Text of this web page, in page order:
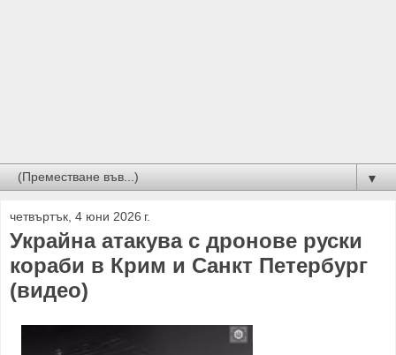
▼
четвъртък, 4 юни 2026 г.
Украйна атакува с дронове руски
кораби в Крим и Санкт Петербург
(видео)